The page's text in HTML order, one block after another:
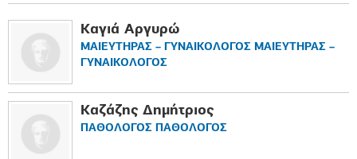
Καγιά Αργυρώ
ΜΑΙΕΥΤΗΡΑΣ – ΓΥΝΑΙΚΟΛΟΓΟΣ ΜΑΙΕΥΤΗΡΑΣ –
ΓΥΝΑΙΚΟΛΟΓΟΣ
Καζάζης Δημήτριος
ΠΑΘΟΛΟΓΟΣ ΠΑΘΟΛΟΓΟΣ